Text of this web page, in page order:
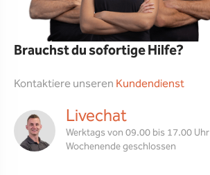
Brauchst du sofortige Hilfe?
Kontaktiere unseren Kundendienst
Livechat
Werktags von 09.00 bis 17.00 Uhr
Wochenende geschlossen